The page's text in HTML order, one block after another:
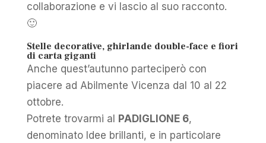
collaborazione e vi lascio al suo racconto.
🙂
Stelle decorative, ghirlande double-face e fiori
di carta giganti
Anche quest’autunno parteciperò con
piacere ad Abilmente Vicenza dal 10 al 22
ottobre.
Potrete trovarmi al
PADIGLIONE 6,
denominato Idee brillanti, e in particolare